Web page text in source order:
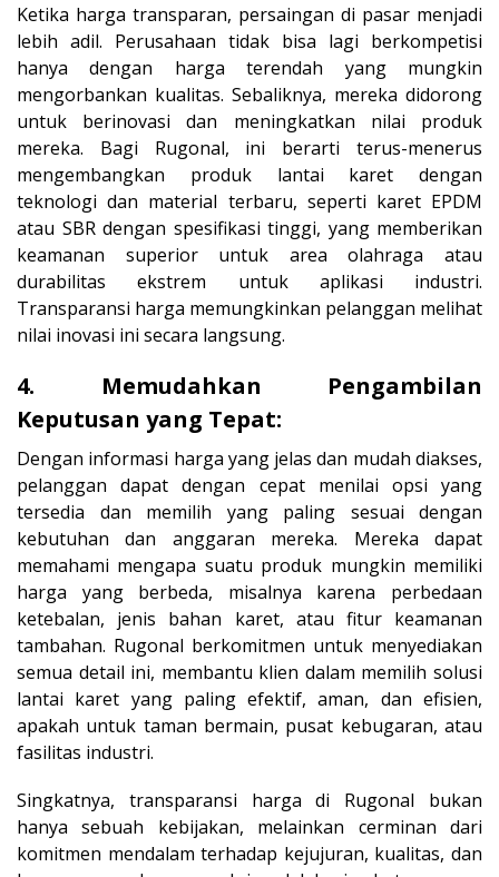
Ketika harga transparan, persaingan di pasar menjadi
lebih adil. Perusahaan tidak bisa lagi berkompetisi
hanya dengan harga terendah yang mungkin
mengorbankan kualitas. Sebaliknya, mereka didorong
untuk berinovasi dan meningkatkan nilai produk
mereka. Bagi Rugonal, ini berarti terus-menerus
mengembangkan produk lantai karet dengan
teknologi dan material terbaru, seperti karet EPDM
atau SBR dengan spesifikasi tinggi, yang memberikan
keamanan superior untuk area olahraga atau
durabilitas ekstrem untuk aplikasi industri.
Transparansi harga memungkinkan pelanggan melihat
nilai inovasi ini secara langsung.
4. Memudahkan Pengambilan
Keputusan yang Tepat:
Dengan informasi harga yang jelas dan mudah diakses,
pelanggan dapat dengan cepat menilai opsi yang
tersedia dan memilih yang paling sesuai dengan
kebutuhan dan anggaran mereka. Mereka dapat
memahami mengapa suatu produk mungkin memiliki
harga yang berbeda, misalnya karena perbedaan
ketebalan, jenis bahan karet, atau fitur keamanan
tambahan. Rugonal berkomitmen untuk menyediakan
semua detail ini, membantu klien dalam memilih solusi
lantai karet yang paling efektif, aman, dan efisien,
apakah untuk taman bermain, pusat kebugaran, atau
fasilitas industri.
Singkatnya, transparansi harga di Rugonal bukan
hanya sebuah kebijakan, melainkan cerminan dari
komitmen mendalam terhadap kejujuran, kualitas, dan